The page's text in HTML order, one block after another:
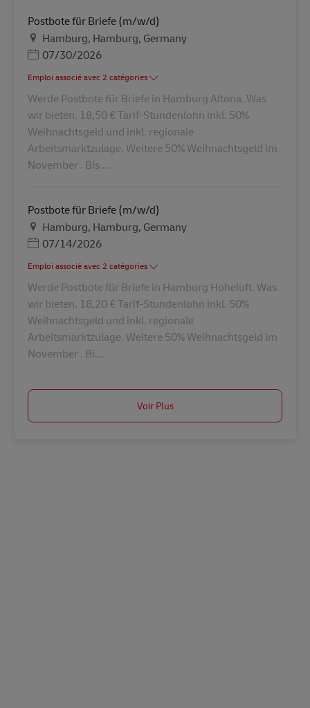
Postbote für Briefe (m/w/d)
LieuHamburg, Hamburg, Germany
Posted Date
07/30/2026
Emploi associé avec 2 catégories
Werde Postbote für Briefe in Hamburg Altona. Was
wir bieten. 18,50 € Tarif-Stundenlohn inkl. 50%
Weihnachtsgeld und inkl. regionale
Arbeitsmarktzulage. Weitere 50% Weihnachtsgeld im
November . Bis ...
Postbote für Briefe (m/w/d)
LieuHamburg, Hamburg, Germany
Posted Date
07/14/2026
Emploi associé avec 2 catégories
Werde Postbote für Briefe in Hamburg Hoheluft. Was
wir bieten. 18,20 € Tarif-Stundenlohn inkl. 50%
Weihnachtsgeld und inkl. regionale
Arbeitsmarktzulage. Weitere 50% Weihnachtsgeld im
November . Bi...
Voir Plus